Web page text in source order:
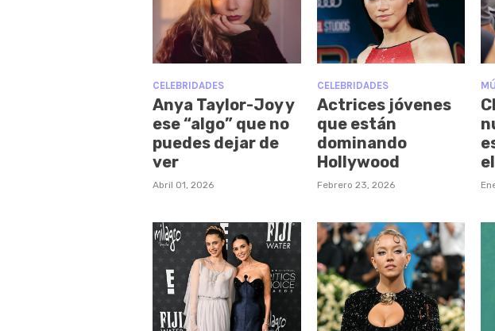
CELEBRIDADES
Anya Taylor-Joy y
ese “algo” que no
puedes dejar de
ver
Abril 01, 2026
CELEBRIDADES
Actrices jóvenes
que están
dominando
Hollywood
Febrero 23, 2026